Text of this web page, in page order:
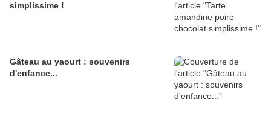
simplissime !
Gâteau au yaourt : souvenirs
d'enfance...